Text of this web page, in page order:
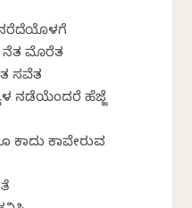
ಮೊರೆತ
ಸವೆತ
ನಡೆಯೆಂದರೆ ಹೆಜ್ಜೆ
ಕಾವೇರುವ